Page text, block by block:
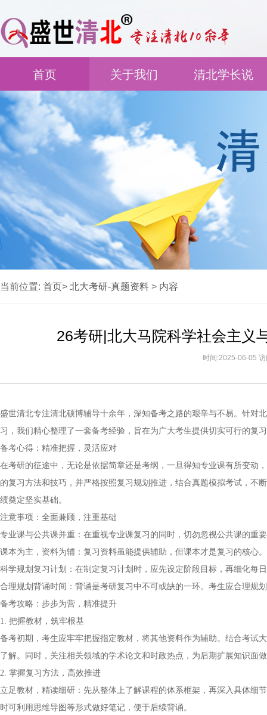
首页 关于我们 清北学长说
当前位置: 首页> 北大考研-真题资料 > 内容
26考研|北大马院科学社会主义
时间:2025-06-05
盛世清北专注清北硕博辅导十余年，深知备考之路的艰辛与不易。针对
习，我们精心整理了一套备考经验，旨在为广大考生提供切实可行的复
备考心得：精准把握，灵活应对
在考研的征途中，无论是依据简章还是考纲，一旦得知专业课有所变动
的复习方法和技巧，并严格按照复习规划推进，结合真题模拟考试，不
绩奠定坚实基础。
注意事项：全面兼顾，注重基础
专业课与公共课并重：在重视专业课复习的同时，切勿忽视公共课的重
课本为主，资料为辅：复习资料虽能提供辅助，但课本才是复习的核心
科学规划复习计划：在制定复习计划时，应先设定阶段目标，再细化每
合理规划背诵时间：背诵是考研复习中不可或缺的一环。考生应合理规
备考攻略：步步为营，精准提升
1. 把握教材，筑牢根基
备考初期，考生应牢牢把握指定教材，将其他资料作为辅助。结合考试
了解。同时，关注相关领域的学术论文和时政热点，为后期扩展知识面
2. 掌握复习方法，高效推进
立足教材，精读细研：先从整体上了解课程的体系框架，再深入具体细
时可利用思维导图等形式做好笔记，便于后续背诵。